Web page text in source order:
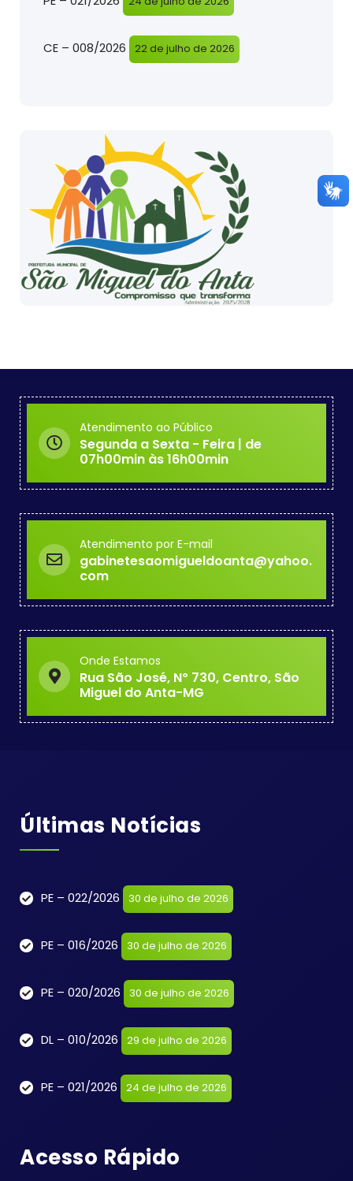
CE – 008/2026 22 de julho de 2026
Atendimento ao Público
Segunda a Sexta - Feira | de
07h00min às 16h00min
Atendimento por E-mail
gabinetesaomigueldoanta@yahoo.
com
Onde Estamos
Rua São José, Nº 730, Centro, São
Miguel do Anta-MG
Últimas Notícias
PE – 022/2026 30 de julho de 2026
PE – 016/2026 30 de julho de 2026
PE – 020/2026 30 de julho de 2026
DL – 010/2026 29 de julho de 2026
PE – 021/2026 24 de julho de 2026
Acesso Rápido